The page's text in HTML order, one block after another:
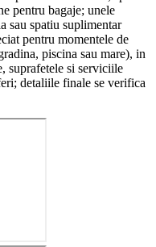
pentru bagaje; unele
sau spatiu suplimentar
pentru momentele de
piscina sau mare), in
suprafetele si serviciile
detaliile finale se verifica